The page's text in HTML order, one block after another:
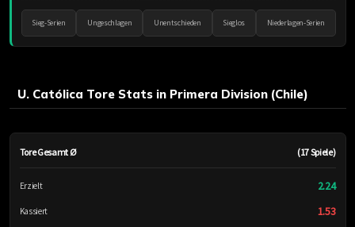
Sieg-Serien Ungeschlagen Unentschieden Sieglos Niederlagen-Serien
U. Católica Tore Stats in Primera Division (Chile)
Tore Gesamt Ø (17 Spiele)
Erzielt 2.24
Kassiert 1.53